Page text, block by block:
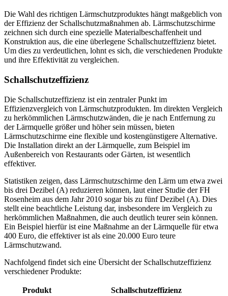
Die Wahl des richtigen Lärmschutzproduktes hängt maßgeblich von
der Effizienz der Schallschutzmaßnahmen ab. Lärmschutzschirme
zeichnen sich durch eine spezielle Materialbeschaffenheit und
Konstruktion aus, die eine überlegene Schallschutzeffizienz bietet.
Um dies zu verdeutlichen, lohnt es sich, die verschiedenen Produkte
und ihre Effektivität zu vergleichen.
Schallschutzeffizienz
Die Schallschutzeffizienz ist ein zentraler Punkt im
Effizienzvergleich von Lärmschutzprodukten. Im direkten Vergleich
zu herkömmlichen Lärmschutzwänden, die je nach Entfernung zu
der Lärmquelle größer und höher sein müssen, bieten
Lärmschutzschirme eine flexible und kostengünstigere Alternative.
Die Installation direkt an der Lärmquelle, zum Beispiel im
Außenbereich von Restaurants oder Gärten, ist wesentlich
effektiver.
Statistiken zeigen, dass Lärmschutzschirme den Lärm um etwa zwei
bis drei Dezibel (A) reduzieren können, laut einer Studie der FH
Rosenheim aus dem Jahr 2010 sogar bis zu fünf Dezibel (A). Dies
stellt eine beachtliche Leistung dar, insbesondere im Vergleich zu
herkömmlichen Maßnahmen, die auch deutlich teurer sein können.
Ein Beispiel hierfür ist eine Maßnahme an der Lärmquelle für etwa
400 Euro, die effektiver ist als eine 20.000 Euro teure
Lärmschutzwand.
Nachfolgend findet sich eine Übersicht der Schallschutzeffizienz
verschiedener Produkte:
Produkt
Schallschutzeffizienz